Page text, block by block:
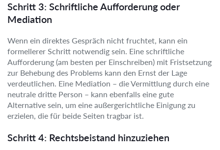
Schritt 3: Schriftliche Aufforderung oder
Mediation
Wenn ein direktes Gespräch nicht fruchtet, kann ein
formellerer Schritt notwendig sein. Eine schriftliche
Aufforderung (am besten per Einschreiben) mit Fristsetzung
zur Behebung des Problems kann den Ernst der Lage
verdeutlichen. Eine Mediation – die Vermittlung durch eine
neutrale dritte Person – kann ebenfalls eine gute
Alternative sein, um eine außergerichtliche Einigung zu
erzielen, die für beide Seiten tragbar ist.
Schritt 4: Rechtsbeistand hinzuziehen